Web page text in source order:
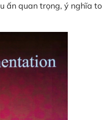
ấn quan trọng, ý nghĩa to